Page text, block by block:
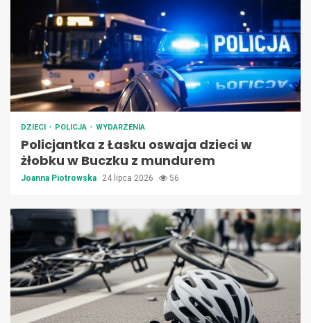
DZIECI POLICJA WYDARZENIA
Policjantka z Łasku oswaja dzieci w
żłobku w Buczku z mundurem
Joanna Piotrowska 24 lipca 2026 56